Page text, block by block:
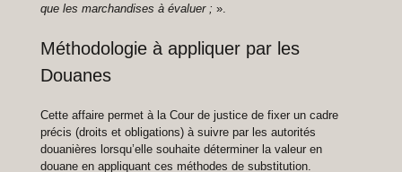
que les marchandises à évaluer ; ».
Méthodologie à appliquer par les
Douanes
Cette affaire permet à la Cour de justice de fixer un cadre
précis (droits et obligations) à suivre par les autorités
douanières lorsqu’elle souhaite déterminer la valeur en
douane en appliquant ces méthodes de substitution.